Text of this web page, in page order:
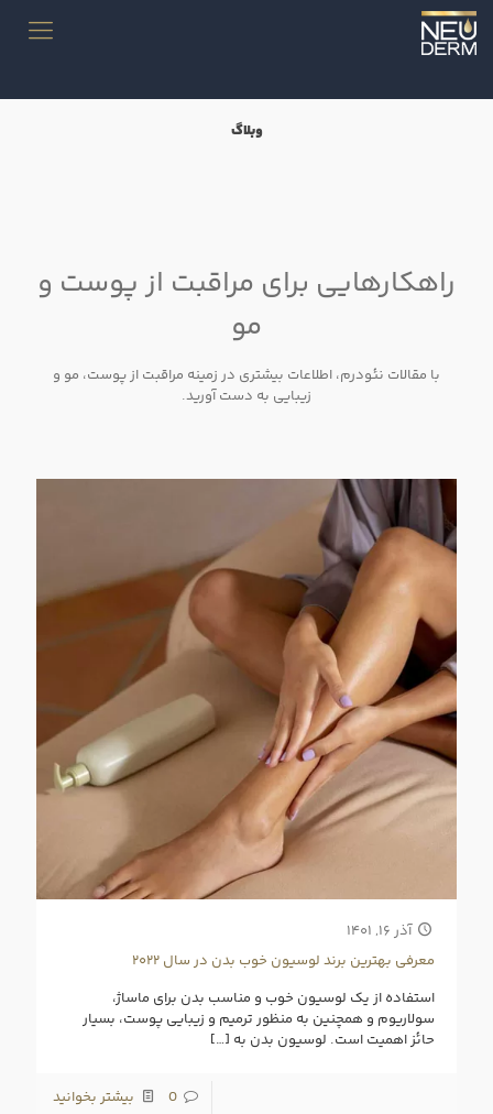
وبلاگ
راهکارهایی برای مراقبت از پوست و
مو
با مقالات نئودرم، اطلاعات بیشتری در زمینه مراقبت از پوست، مو و
زیبایی به دست آورید.
آذر ۱۶, ۱۴۰۱
معرفی بهترین برند لوسیون خوب بدن در سال ۲۰۲۲
استفاده از یک لوسیون خوب و مناسب بدن برای ماساژ،
سولاریوم و همچنین به منظور ترمیم و زیبایی پوست، بسیار
حائز اهمیت است. لوسیون بدن به […]
0 بیشتر بخوانید